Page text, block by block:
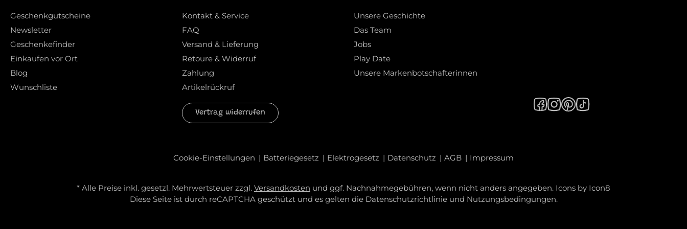
Geschenkgutscheine
Newsletter
Geschenkefinder
Einkaufen vor Ort
Blog
Wunschliste
Kontakt & Service
FAQ
Versand & Lieferung
Retoure & Widerruf
Zahlung
Artikelrückruf
Vertrag widerrufen
Unsere Geschichte
Das Team
Jobs
Play Date
Unsere Markenbotschafterinnen
Cookie-Einstellungen Batteriegesetz Elektrogesetz Datenschutz AGB Impressum
* Alle Preise inkl. gesetzl. Mehrwertsteuer zzgl. Versandkosten und ggf. Nachnahmegebühren, wenn nicht anders angegeben. Icons by Icon8
Diese Seite ist durch reCAPTCHA geschützt und es gelten die Datenschutzrichtlinieund Nutzungsbedingungen.